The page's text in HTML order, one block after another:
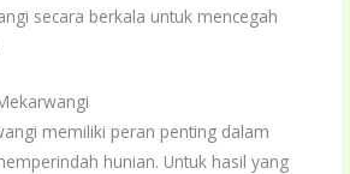
secara berkala untuk mencegah
memiliki peran penting dalam
hunian. Untuk hasil yang